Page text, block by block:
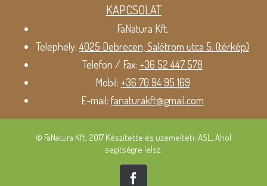
KAPCSOLAT
FaNatura Kft.
Telephely:4025 Debrecen, Salétrom utca 5. (térkép)
Telefon / Fax: +36 52 447 578
Mobil: +36 70 94 95 169
E-mail: fanaturakft@gmail.com
© FaNatura Kft. 2017 Készítette és üzemelteti: ASL, Ahol
segítségre lelsz.